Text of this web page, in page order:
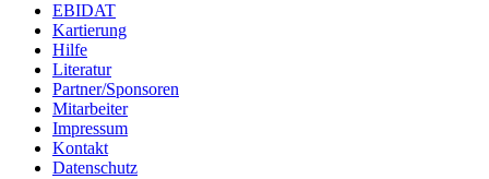
EBIDAT
Kartierung
Hilfe
Literatur
Partner/Sponsoren
Mitarbeiter
Impressum
Kontakt
Datenschutz